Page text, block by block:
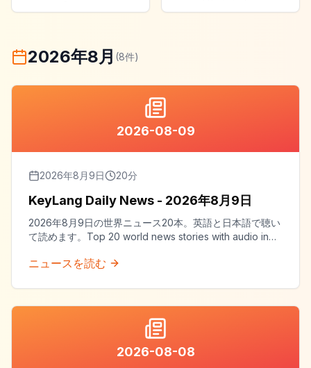
2026年8月 (8件)
2026-08-09
2026年8月9日 20分
KeyLang Daily News - 2026年8月9日
2026年8月9日の世界ニュース20本。英語と日本語で聴い
て読めます。Top 20 world news stories with audio in
ニュースを読む
2026-08-08